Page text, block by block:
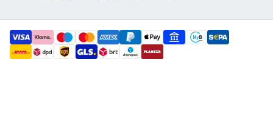
payment methods
shipment methods